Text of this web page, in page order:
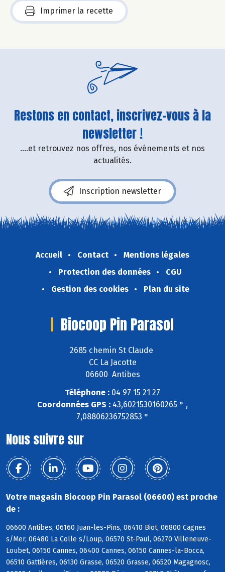
Imprimer la recette
Restons en contact, inscrivez-vous à la
newsletter !
....et retrouvez nos offres, nos événements et nos
actualités.
Inscription newsletter
Accueil Contact
Mentions légales
Protection des données
CGU
Gestion des cookies
Plan du site
Biocoop Pin Parasol
2685 chemin St Claude
CC La Jacotte
06600 Antibes
Téléphone : 04 97 15 21 27
Coordonnées GPS : 43,6021530160265 ° ,
7,08806236752853 °
Nous suivre sur
Votre magasin Biocoop Pin Parasol (06600) est proche
de :
06600 Antibes, 06160 Juan-les-Pins, 06410 Biot, 06800 Cagnes
s/Mer, 06480 La Colle s/Loup, 06570 St-Paul, 06270 Villeneuve-
Loubet, 06150 Cannes, 06400 Cannes, 06150 Cannes-la-Bocca,
06510 Gattières, 06130 Grasse, 06520 Grasse, 06520 Magagnosc,